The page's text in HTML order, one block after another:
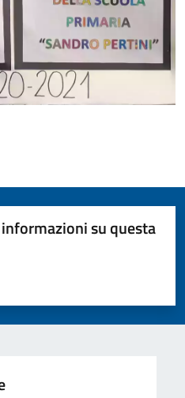
su questa
su 5
5